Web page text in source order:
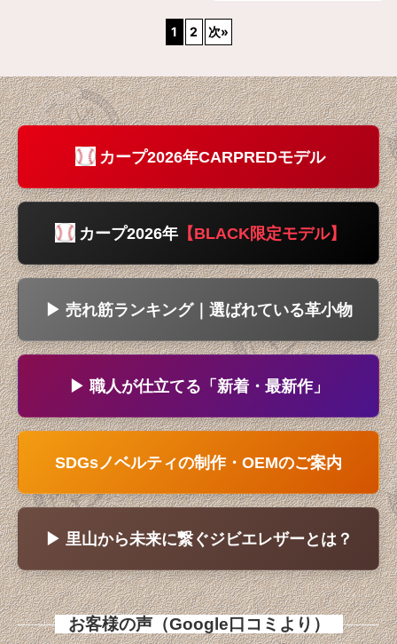
1 2 次»
カープ2026年CARPREDモデル
カープ2026年【BLACK限定モデル】
▶ 売れ筋ランキング｜選ばれている革小物
▶ 職人が仕立てる「新着・最新作」
SDGsノベルティの制作・OEMのご案内
▶ 里山から未来に繋ぐジビエレザーとは？
お客様の声（Google口コミより）